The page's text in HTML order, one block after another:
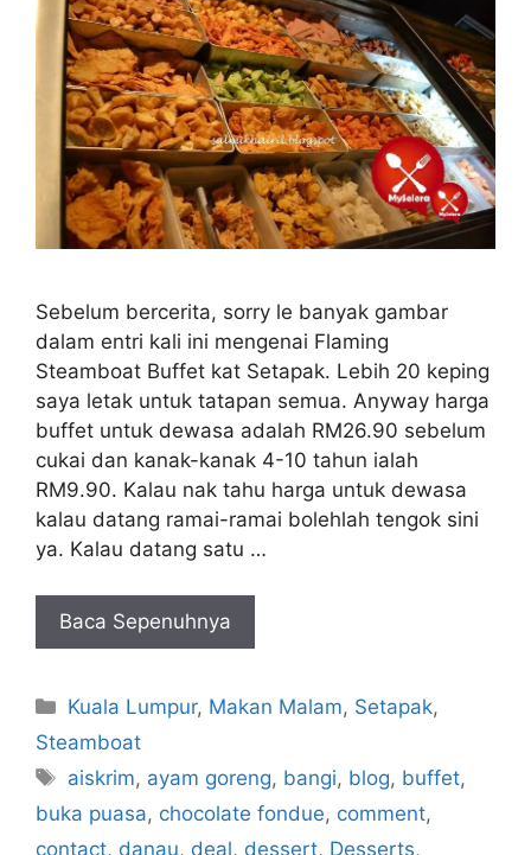
Sebelum bercerita, sorry le banyak gambar
dalam entri kali ini mengenai Flaming
Steamboat Buffet kat Setapak. Lebih 20 keping
saya letak untuk tatapan semua. Anyway harga
buffet untuk dewasa adalah RM26.90 sebelum
cukai dan kanak-kanak 4-10 tahun ialah
RM9.90. Kalau nak tahu harga untuk dewasa
kalau datang ramai-ramai bolehlah tengok sini
ya. Kalau datang satu …
Baca Sepenuhnya
Categories
Kuala Lumpur, Makan Malam, Setapak,
Steamboat
Tags
aiskrim, ayam goreng, bangi, blog, buffet,
buka puasa, chocolate fondue, comment,
contact, danau, deal, dessert, Desserts,